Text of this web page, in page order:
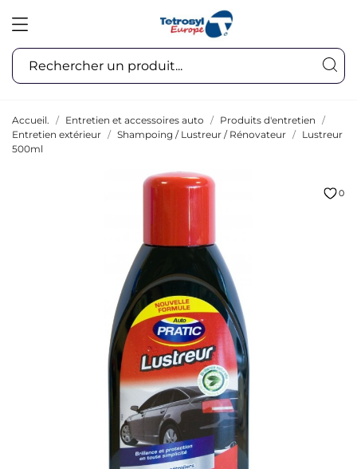
Accueil. Entretien et accessoires auto
Produits d'entretien
Entretien extérieur
Shampoing / Lustreur / Rénovateur
Lustreur
500ml
0